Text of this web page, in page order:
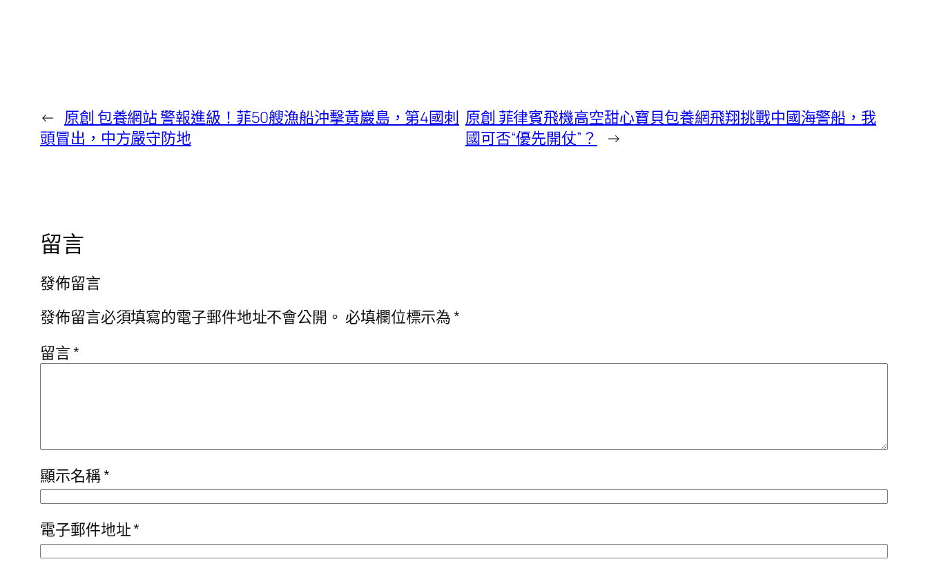
← 原創 包養網站 警報進級！菲50艘漁船沖擊黃巖島，第4國刺
頭冒出，中方嚴守防地
原創 菲律賓飛機高空甜心寶貝包養網飛翔挑戰中國海警船，我
國可否“優先開仗”？
→
留言
發佈留言
發佈留言必須填寫的電子郵件地址不會公開。 必填欄位標示為*
留言*
顯示名稱*
電子郵件地址*